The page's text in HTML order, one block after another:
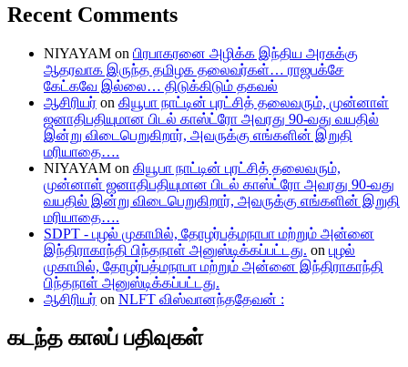
Recent Comments
NIYAYAM on பிரபாகரனை அழிக்க இந்திய அரசுக்கு
ஆதரவாக இருந்த தமிழக தலைவர்கள்… ராஜபக்சே
கேட்கவே இல்லை… திடுக்கிடும் தகவல்
ஆசிரியர் on கியூபா நாட்டின் புரட்சித் தலைவரும், முன்னாள்
ஜனாதிபதியுமான பிடல் காஸ்ட்ரோ அவரது 90-வது வயதில்
இன்று விடைபெறுகிறார், அவருக்கு எங்களின் இறுதி
மரியாதை….
NIYAYAM on கியூபா நாட்டின் புரட்சித் தலைவரும்,
முன்னாள் ஜனாதிபதியுமான பிடல் காஸ்ட்ரோ அவரது 90-வது
வயதில் இன்று விடைபெறுகிறார், அவருக்கு எங்களின் இறுதி
மரியாதை….
SDPT - புழல் முகாமில், தோழர்பத்மநாபா மற்றும் அன்னை
இந்திராகாந்தி பிந்தநாள் அனுஸ்டிக்கப்பட்டது. on புழல்
முகாமில், தோழர்பத்மநாபா மற்றும் அன்னை இந்திராகாந்தி
பிந்தநாள் அனுஸ்டிக்கப்பட்டது.
ஆசிரியர் on NLFT விஸ்வானந்ததேவன் :
கடந்த காலப் பதிவுகள்